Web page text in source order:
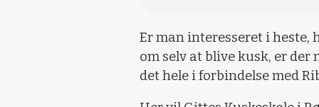
Er man interesseret i heste,
om selv at blive kusk, er
det hele i forbindelse med